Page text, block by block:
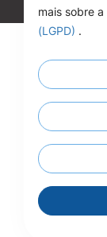
mais sobre a
(LGPD) .